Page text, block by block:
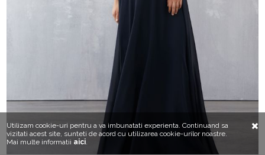
Utilizam cookie-uri pentru a va imbunatati experienta. Continuand sa
vizitati acest site, sunteti de acord cu utilizarea cookie-urilor noastre.
Mai multe informatii aici.